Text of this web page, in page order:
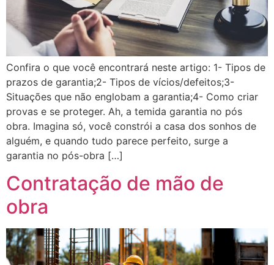
Confira o que você encontrará neste artigo: 1- Tipos de
prazos de garantia;2- Tipos de vícios/defeitos;3-
Situações que não englobam a garantia;4- Como criar
provas e se proteger. Ah, a temida garantia no pós
obra. Imagina só, você constrói a casa dos sonhos de
alguém, e quando tudo parece perfeito, surge a
garantia no pós-obra […]
Contratação de mão de
obra